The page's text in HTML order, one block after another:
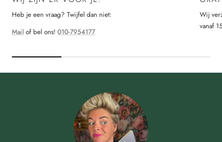
Heb je een vraag? Twijfel dan niet:
Mail of bel ons! 010-7954177
Wij
vanaf